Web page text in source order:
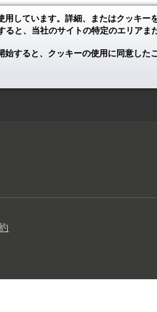
しています。詳細、またはクッキー
と、当社のサイトの特定のエリアま
すると、クッキーの使用に同意した